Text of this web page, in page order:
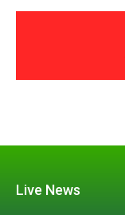
Live News